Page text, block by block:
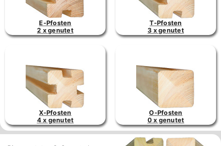
E-Pfosten
2 x genutet
T-Pfosten
3 x genutet
X-Pfosten
4 x genutet
O-Pfosten
0 x genutet